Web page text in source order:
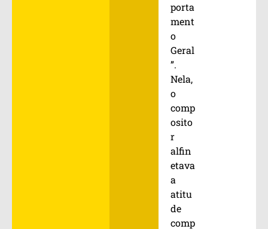
porta
ment
o
Geral
”.
Nela,
o
comp
osito
r
alfin
etava
a
atitu
de
comp